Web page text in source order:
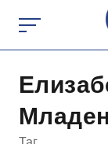
content